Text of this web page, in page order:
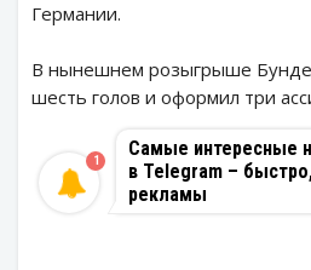
Германии.
В нынешнем розыгрыше
шесть голов и оформил три
Самые интересные
в Telegram –
рекламы
1